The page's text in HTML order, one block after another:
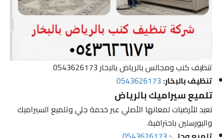
تنظيف كنب ومجالس بالرياض بالبخار 0543626173
تنظيف بالبخار:0543626173
تلميع سيراميك بالرياض
نعيد للأرضيات لمعانها الأصلي عبر خدمة جلي وتلميع السيراميك
والبورسلين باحترافية.